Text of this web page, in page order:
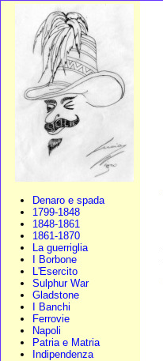
Denaro e spada
1799-1848
1848-1861
1861-1870
La guerriglia
I Borbone
L'Esercito
Sulphur War
Gladstone
I Banchi
Ferrovie
Napoli
Patria e Matria
Indipendenza